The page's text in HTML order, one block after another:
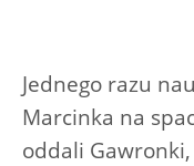
Jednego razu
Marcinka na
oddali Gawronki,